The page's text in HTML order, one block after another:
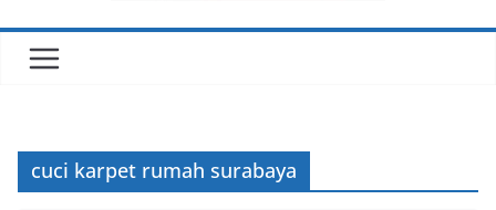
cuci karpet rumah surabaya